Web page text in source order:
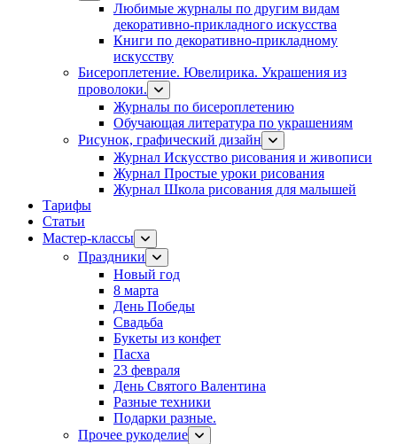
Любимые журналы по другим видам
декоративно-прикладного искусства
Книги по декоративно-прикладному
искусству
Бисероплетение. Ювелирика. Украшения из
проволоки.
Журналы по бисероплетению
Обучающая литература по украшениям
Рисунок, графический дизайн
Журнал Искусство рисования и живописи
Журнал Простые уроки рисования
Журнал Школа рисования для малышей
Тарифы
Статьи
Мастер-классы
Праздники
Новый год
8 марта
День Победы
Свадьба
Букеты из конфет
Пасха
23 февраля
День Святого Валентина
Разные техники
Подарки разные.
Прочее рукоделие